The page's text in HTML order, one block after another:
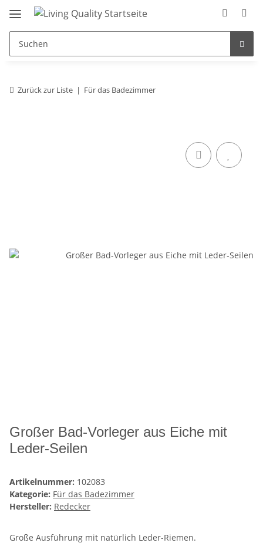
Zurück zur Liste Für das Badezimmer
Großer Bad-Vorleger aus Eiche mit
Leder-Seilen
Artikelnummer: 102083
Kategorie: Für das Badezimmer
Hersteller: Redecker
Große Ausführung mit natürlich Leder-Riemen.